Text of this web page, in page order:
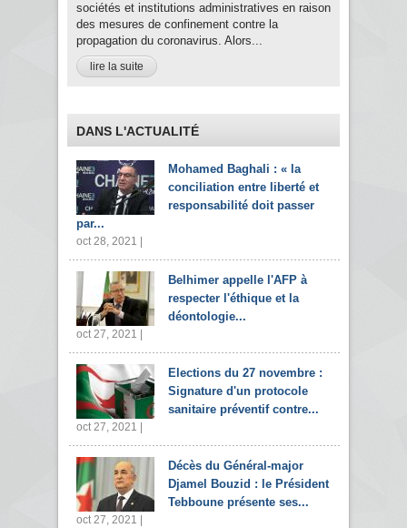
sociétés et institutions administratives en raison
des mesures de confinement contre la
propagation du coronavirus. Alors...
lire la suite
DANS L'ACTUALITÉ
Mohamed Baghali : « la
conciliation entre liberté et
responsabilité doit passer
par...
oct 28, 2021 |
Belhimer appelle l'AFP à
respecter l'éthique et la
déontologie...
oct 27, 2021 |
Elections du 27 novembre :
Signature d'un protocole
sanitaire préventif contre...
oct 27, 2021 |
Décès du Général-major
Djamel Bouzid : le Président
Tebboune présente ses...
oct 27, 2021 |